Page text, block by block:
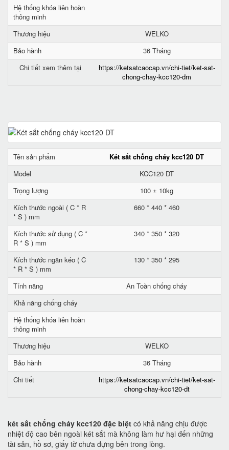
Hệ thống khóa liên hoàn
thông minh
Thương hiệu
WELKO
Bảo hành
36 Tháng
Chi tiết xem thêm tại
https://ketsatcaocap.vn/chi-tiet/ket-sat-
chong-chay-kcc120-dm
Tên sản phẩm
Két sắt chống cháy kcc120 DT
Model
KCC120 DT
Trọng lượng
100 ± 10kg
Kích thước ngoài ( C * R
* S ) mm
660 * 440 * 460
Kích thước sử dụng ( C *
R * S ) mm
340 * 350 * 320
Kích thước ngăn kéo ( C
* R * S ) mm
130 * 350 * 295
Tính năng
An Toàn chống cháy
Khả năng chống cháy
Hệ thống khóa liên hoàn
thông minh
Thương hiệu
WELKO
Bảo hành
36 Tháng
Chi tiết
https://ketsatcaocap.vn/chi-tiet/ket-sat-
chong-chay-kcc120-dt
két sắt chống cháy kcc120 đặc biệt có khả năng chịu được
nhiệt độ cao bên ngoài két sắt mà không làm hư hại đến những
tài sản, hồ sơ, giấy tờ chưa đựng bên trong lòng.